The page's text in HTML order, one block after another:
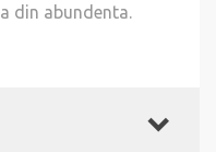
din abundenta.